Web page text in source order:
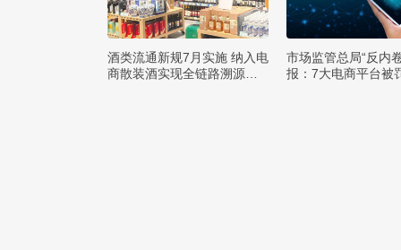
酒类流通新规7月实施 纳入电
商散装酒实现全链路溯源监
市场监管总局“反内
报：7大电商平台被